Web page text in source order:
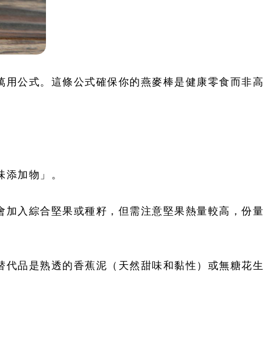
公式。這條公式確保你的燕麥棒是健康零食而非高
加物」。
入綜合堅果或種籽，但需注意堅果熱量較高，份量
品是熟透的香蕉泥（天然甜味和黏性）或無糖花生